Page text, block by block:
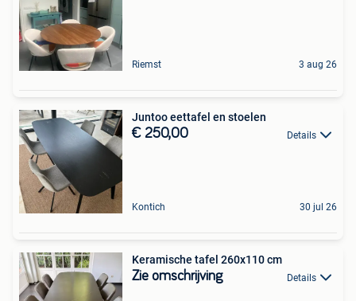
Riemst 3 aug 26
Juntoo eettafel en stoelen
€ 250,00 Details
Kontich 30 jul 26
Keramische tafel 260x110 cm
Zie omschrijving Details